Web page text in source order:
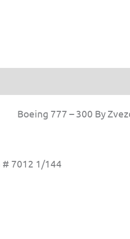
Boeing 777 – 300 By
# 7012 1/144